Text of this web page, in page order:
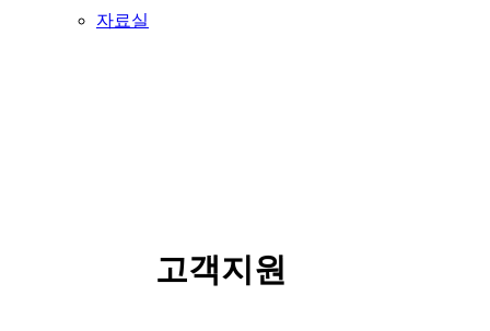
자료실
고객지원